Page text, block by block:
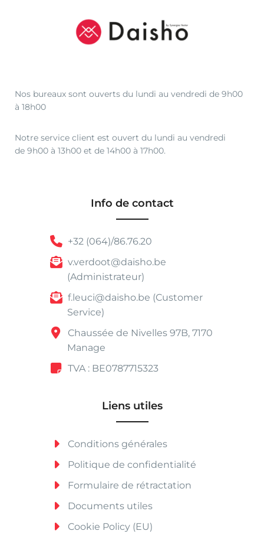
Nos bureaux sont ouverts du lundi au vendredi de 9h00
à 18h00
Notre service client est ouvert du lundi au vendredi
de 9h00 à 13h00 et de 14h00 à 17h00.
Info de contact
+32 (064)/86.76.20
v.verdoot@daisho.be
(Administrateur)
f.leuci@daisho.be (Customer
Service)
Chaussée de Nivelles 97B, 7170
Manage
TVA : BE0787715323
Liens utiles
Conditions générales
Politique de confidentialité
Formulaire de rétractation
Documents utiles
Cookie Policy (EU)